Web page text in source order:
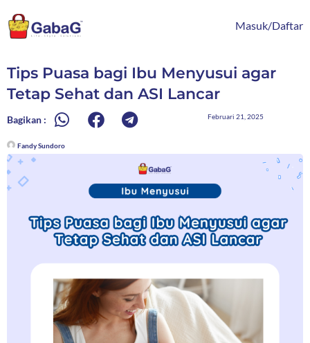
ke
konten
Masuk/Daftar
Tips Puasa bagi Ibu Menyusui agar
Tetap Sehat dan ASI Lancar
Bagikan : Februari 21, 2025
Fandy Sundoro